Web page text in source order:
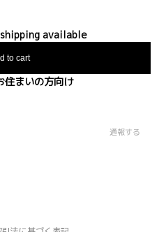
available
to cart
住まいの方向け
通報する